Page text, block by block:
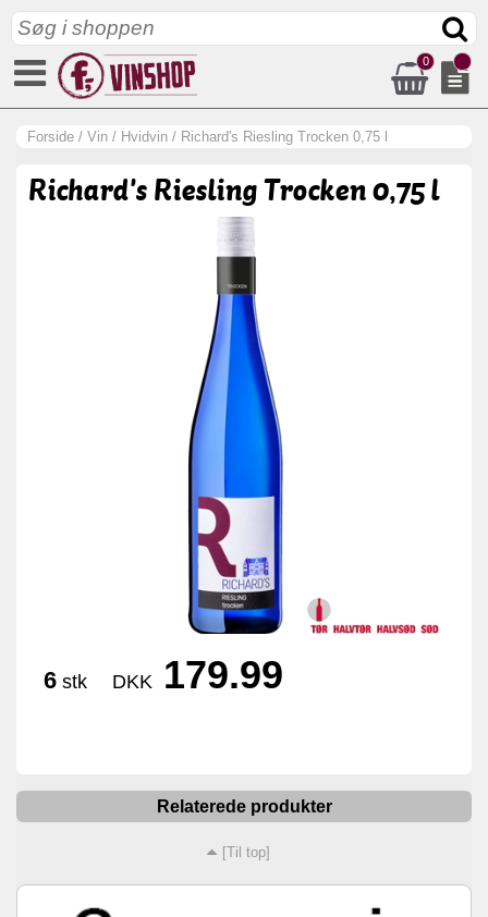
0
Forside / Vin / Hvidvin / Richard's Riesling Trocken 0,75 l
Richard's Riesling Trocken 0,75 l
6 stk DKK 179.99
Relaterede produkter
[Til top]